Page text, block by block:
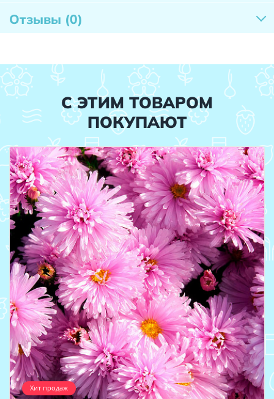
Отзывы (0)
С ЭТИМ ТОВАРОМ
ПОКУПАЮТ
Хит продаж